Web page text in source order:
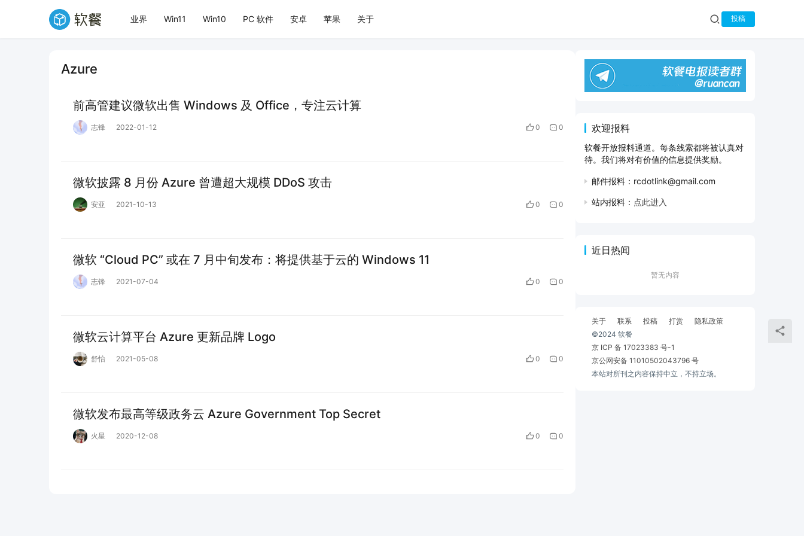
业界 Win11 Win10 PC 软件 安卓 苹果 关于 投稿
Azure
前高管建议微软出售 Windows 及 Office，专注云计算
志锋 2022-01-12 0 0
微软披露 8 月份 Azure 曾遭超大规模 DDoS 攻击
安亚 2021-10-13 0 0
微软 “Cloud PC” 或在 7 月中旬发布：将提供基于云的 Windows 11
志锋 2021-07-04 0 0
微软云计算平台 Azure 更新品牌 Logo
舒怡 2021-05-08 0 0
微软发布最高等级政务云 Azure Government Top Secret
火星 2020-12-08 0 0
欢迎报料
软餐开放报料通道。每条线索都将被认真对
待。我们将对有价值的信息提供奖励。
邮件报料：rcdotlink@gmail.com
站内报料： 点此进入
近日热闻
暂无内容
关于 联系 投稿 打赏
隐私政策
©2024 软餐
京 ICP 备 17023383 号-1
京公网安备 11010502043796 号
本站对所刊之内容保持中立，不持立场。